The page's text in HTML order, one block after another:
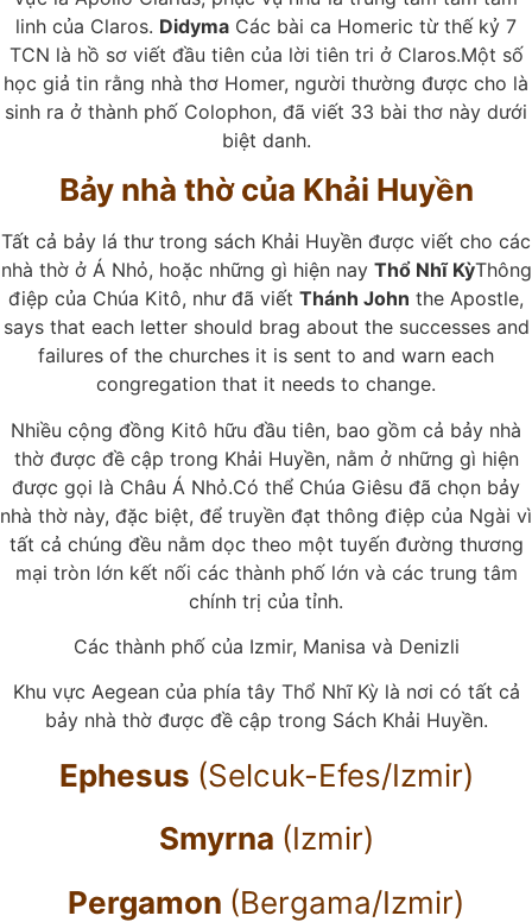
linh của Claros. Didyma Các bài ca Homeric từ thế kỷ 7
TCN là hồ sơ viết đầu tiên của lời tiên tri ở Claros.Một số
học giả tin rằng nhà thơ Homer, người thường được cho là
sinh ra ở thành phố Colophon, đã viết 33 bài thơ này dưới
biệt danh.
Bảy nhà thờ của Khải Huyền
Tất cả bảy lá thư trong sách Khải Huyền được viết cho các
nhà thờ ở Á Nhỏ, hoặc những gì hiện nay Thổ Nhĩ KỳThông
điệp của Chúa Kitô, như đã viết Thánh John the Apostle,
says that each letter should brag about the successes and
failures of the churches it is sent to and warn each
congregation that it needs to change.
Nhiều cộng đồng Kitô hữu đầu tiên, bao gồm cả bảy nhà
thờ được đề cập trong Khải Huyền, nằm ở những gì hiện
được gọi là Châu Á Nhỏ.Có thể Chúa Giêsu đã chọn bảy
nhà thờ này, đặc biệt, để truyền đạt thông điệp của Ngài vì
tất cả chúng đều nằm dọc theo một tuyến đường thương
mại tròn lớn kết nối các thành phố lớn và các trung tâm
chính trị của tỉnh.
Các thành phố của Izmir, Manisa và Denizli
Khu vực Aegean của phía tây Thổ Nhĩ Kỳ là nơi có tất cả
bảy nhà thờ được đề cập trong Sách Khải Huyền.
Ephesus (Selcuk-Efes/Izmir)
Smyrna (Izmir)
Pergamon (Bergama/Izmir)